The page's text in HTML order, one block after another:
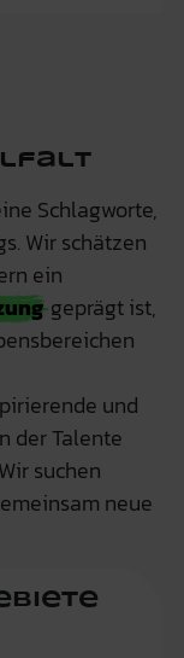
Schlagworte,
Wir schätzen
ein
geprägt ist,
und
der Talente
suchen
neue